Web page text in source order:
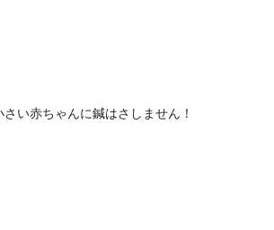
い赤ちゃんに鍼はさしません！